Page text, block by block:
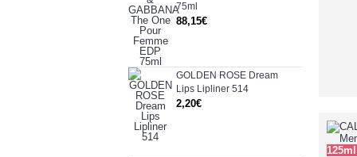
75ml
88,15€
GOLDEN ROSE Dream
Lips Lipliner 514
2,20€
125ml